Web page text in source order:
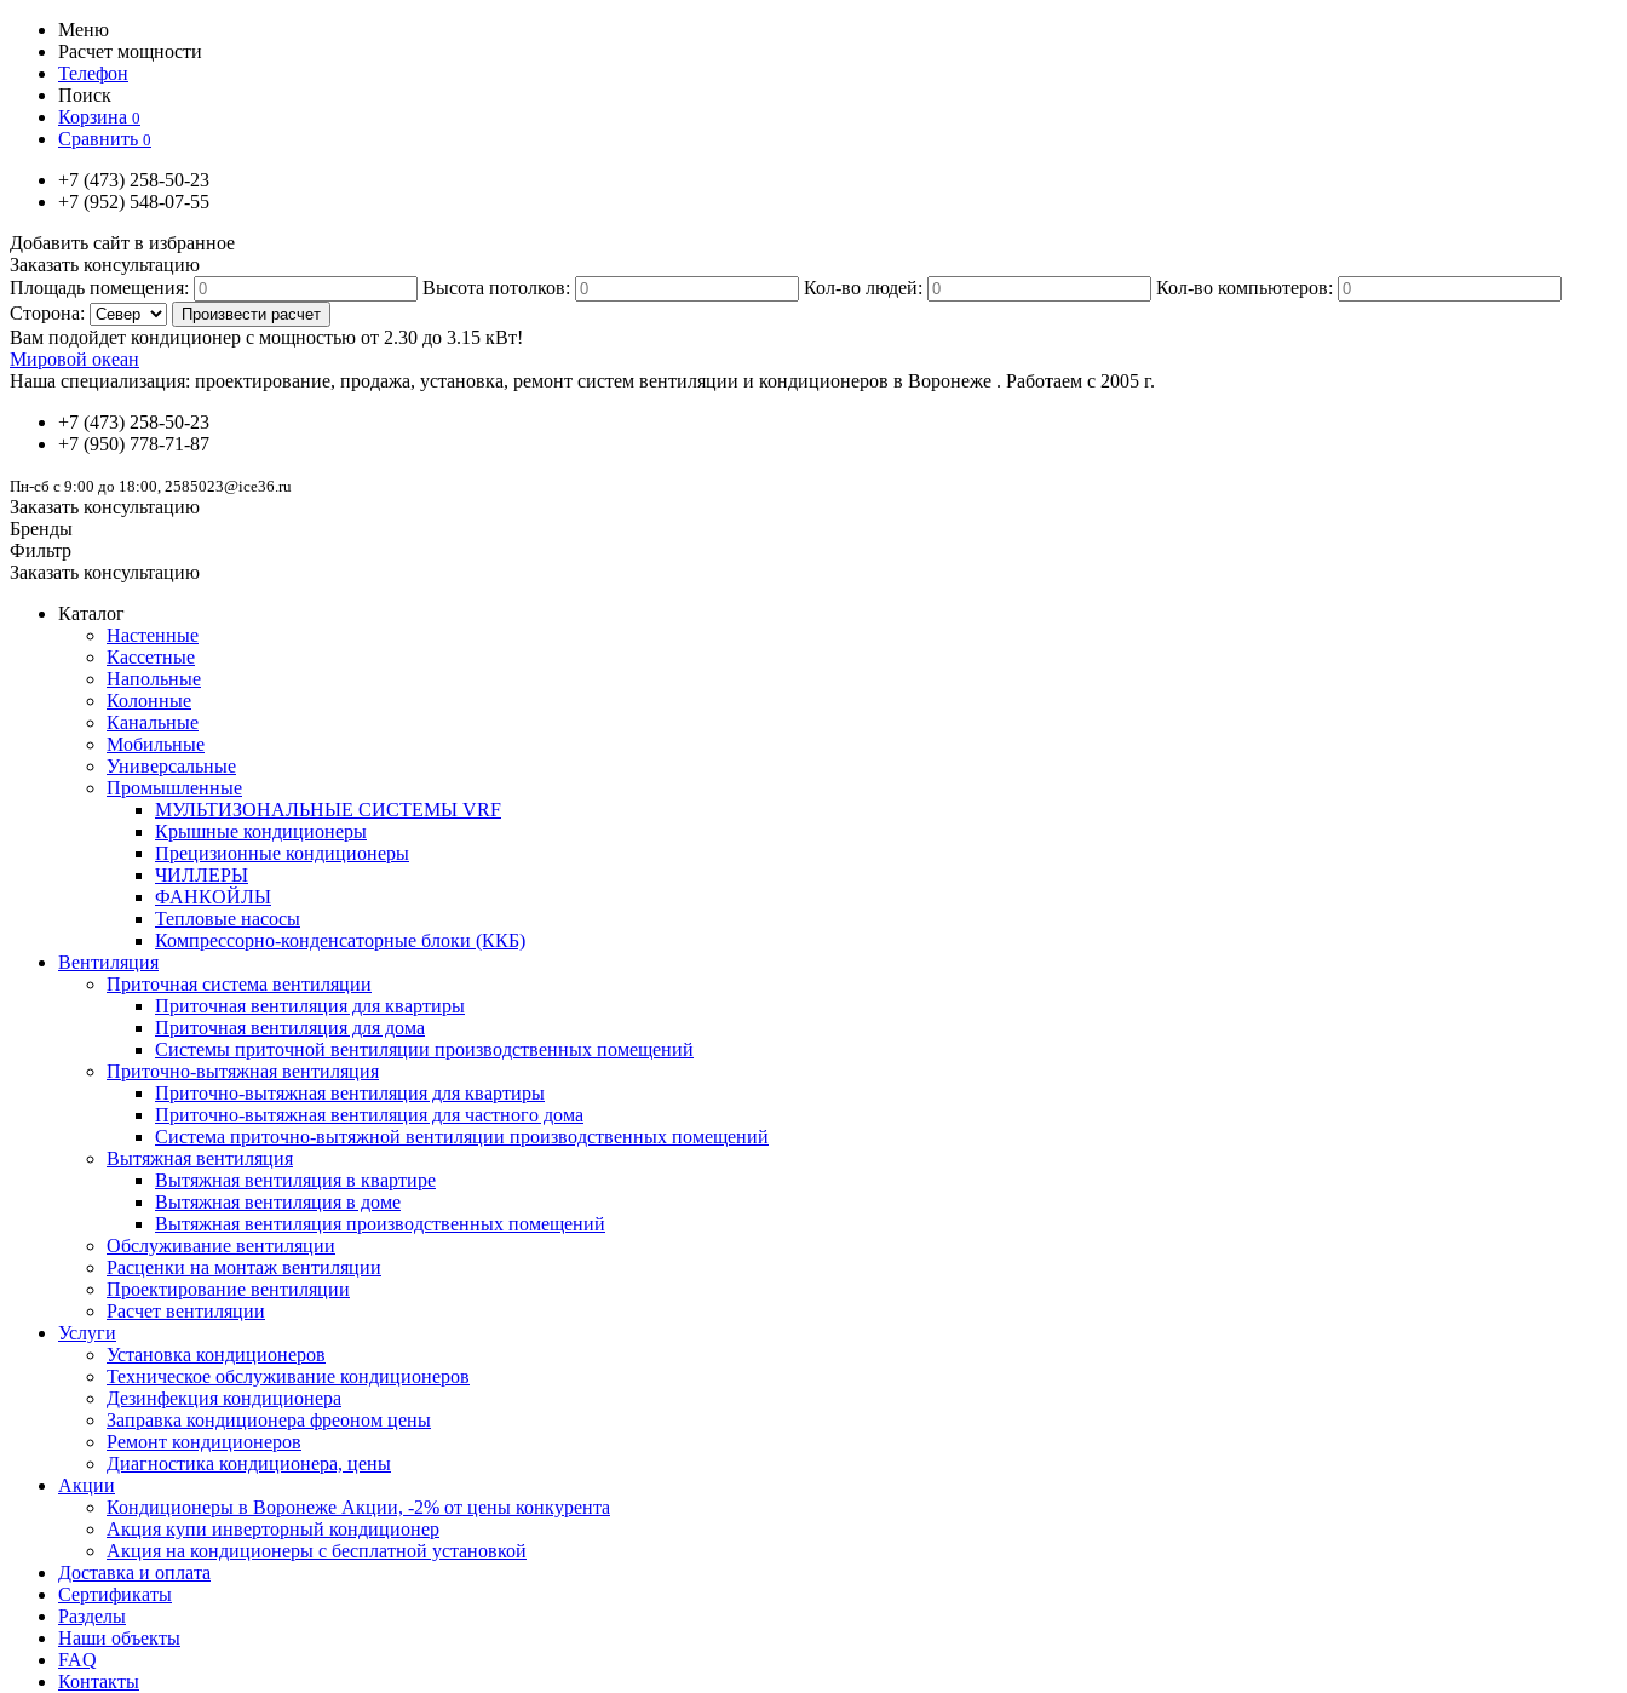
Меню
Расчет мощности
Телефон
Поиск
Корзина 0
Сравнить 0
+7 (473) 258-50-23
+7 (952) 548-07-55
Добавить сайт в избранное
Заказать консультацию
Площадь помещения:
Высота потолков: Кол-во людей:
Кол-во компьютеров:
Сторона:
Вам подойдет кондиционер с мощностью от 2.30 до 3.15 кВт!
Мировой океан
Наша специализация: проектирование, продажа, установка, ремонт систем вентиляции и кондиционеров в Воронеже . Работаем с 2005 г.
+7 (473) 258-50-23
+7 (950) 778-71-87
Пн-сб с 9:00 до 18:00, 2585023@ice36.ru
Заказать консультацию
Бренды
Фильтр
Заказать консультацию
Каталог
Настенные
Кассетные
Напольные
Колонные
Канальные
Мобильные
Универсальные
Промышленные
МУЛЬТИЗОНАЛЬНЫЕ СИСТЕМЫ VRF
Крышные кондиционеры
Прецизионные кондиционеры
ЧИЛЛЕРЫ
ФАНКОЙЛЫ
Тепловые насосы
Компрессорно-конденсаторные блоки (ККБ)
Вентиляция
Приточная система вентиляции
Приточная вентиляция для квартиры
Приточная вентиляция для дома
Системы приточной вентиляции производственных помещений
Приточно-вытяжная вентиляция
Приточно-вытяжная вентиляция для квартиры
Приточно-вытяжная вентиляция для частного дома
Система приточно-вытяжной вентиляции производственных помещений
Вытяжная вентиляция
Вытяжная вентиляция в квартире
Вытяжная вентиляция в доме
Вытяжная вентиляция производственных помещений
Обслуживание вентиляции
Расценки на монтаж вентиляции
Проектирование вентиляции
Расчет вентиляции
Услуги
Установка кондиционеров
Техническое обслуживание кондиционеров
Дезинфекция кондиционера
Заправка кондиционера фреоном цены
Ремонт кондиционеров
Диагностика кондиционера, цены
Акции
Кондиционеры в Воронеже Акции, -2% от цены конкурента
Акция купи инверторный кондиционер
Акция на кондиционеры с бесплатной установкой
Доставка и оплата
Сертификаты
Разделы
Наши объекты
FAQ
Контакты